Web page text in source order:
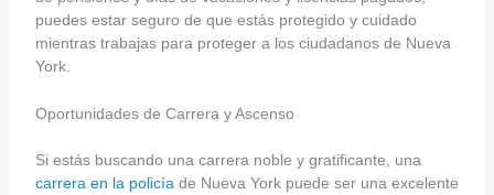
puedes estar seguro de que estás protegido y cuidado
mientras trabajas para proteger a los ciudadanos de Nueva
York.
Oportunidades de Carrera y Ascenso
Si estás buscando una carrera noble y gratificante, una
carrera en la policía de Nueva York puede ser una excelente